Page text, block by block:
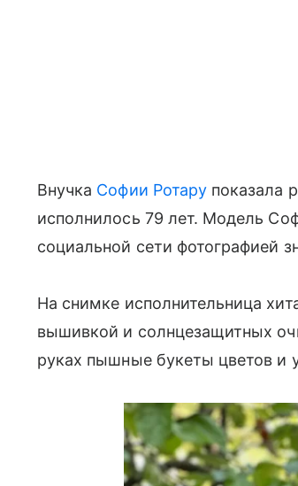
Внучка Софии Ротару показала
исполнилось 79 лет. Модель
социальной сети фотографией
На снимке исполнительница
вышивкой и солнцезащитных
руках пышные букеты цветов и